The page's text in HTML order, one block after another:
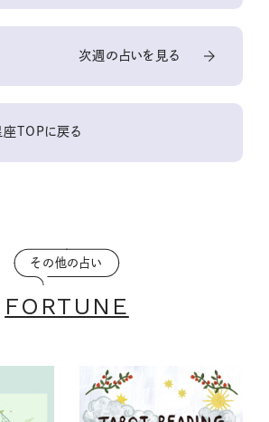
次週の占いを見る
TOPに戻る
その他の占い
FORTUNE